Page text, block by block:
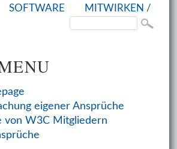
eigener Ansprüche
von W3C Mitgliedern
SOFT­WARE
MITWIRKEN /